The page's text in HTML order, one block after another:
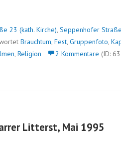
23 (kath. Kirche), Seppenhofer Straße
Brauchtum, Fest, Gruppenfoto,
, Religion 2 Kommentare (ID:
Litterst, Mai 1995